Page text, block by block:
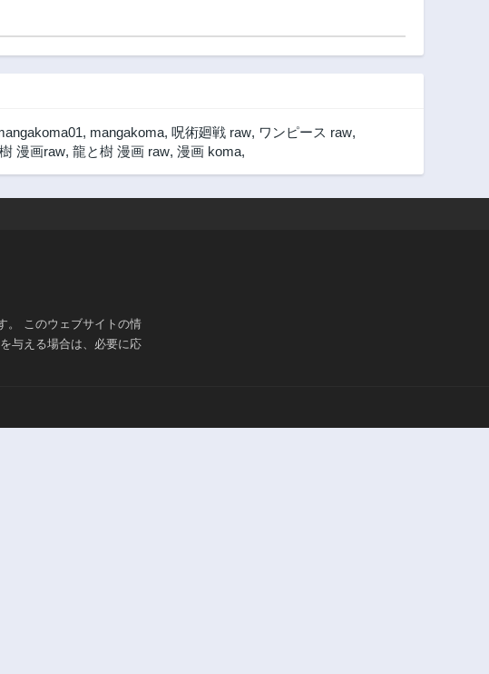
, mangakoma, 呪術廻戦 raw, ワンピース raw,
漫画raw, 龍と樹 漫画 raw, 漫画 koma,
。 このウェブサイトの情
与える場合は、必要に応